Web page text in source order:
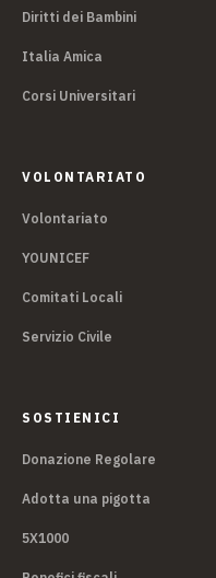
Diritti dei Bambini
Italia Amica
Corsi Universitari
VOLONTARIATO
Volontariato
YOUNICEF
Comitati Locali
Servizio Civile
SOSTIENICI
Donazione Regolare
Adotta una pigotta
5X1000